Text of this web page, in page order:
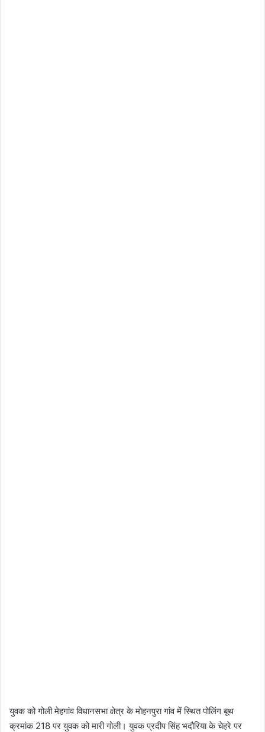
युवक को गोली मेहगांव विधानसभा क्षेत्र के मोहनपुरा गांव में स्थित पोलिंग बूथ
क्रमांक 218 पर युवक को मारी गोली। युवक प्रदीप सिंह भदौरिया के चेहरे पर